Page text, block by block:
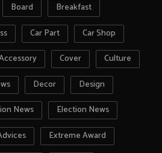
Board
Breakfast
Car Part
Car Shop
Cover
Culture
Decor
Design
News
Election News
Extreme Award